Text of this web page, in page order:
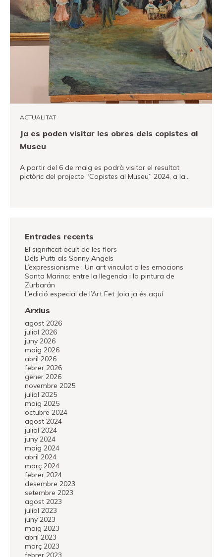
ACTUALITAT
Ja es poden visitar les obres dels copistes al
Museu
A partir del 6 de maig es podrà visitar el resultat
pictòric del projecte “Copistes al Museu” 2024, a la…
Entrades recents
El significat ocult de les flors
Dels Putti als Sonny Angels
L’expressionisme : Un art vinculat a les emocions
Santa Marina: entre la llegenda i la pintura de
Zurbarán
L’edició especial de l’Art Fet Joia ja és aquí
Arxius
agost 2026
juliol 2026
juny 2026
maig 2026
abril 2026
febrer 2026
gener 2026
novembre 2025
juliol 2025
maig 2025
octubre 2024
agost 2024
juliol 2024
juny 2024
maig 2024
abril 2024
març 2024
febrer 2024
desembre 2023
setembre 2023
agost 2023
juliol 2023
juny 2023
maig 2023
abril 2023
març 2023
febrer 2023